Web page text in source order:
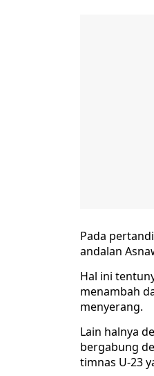
Pada
andalan
Hal ini
menambah
menyerang.
Lain halnya
bergabung
timnas U-23